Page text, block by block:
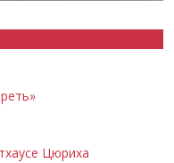
Цюриха